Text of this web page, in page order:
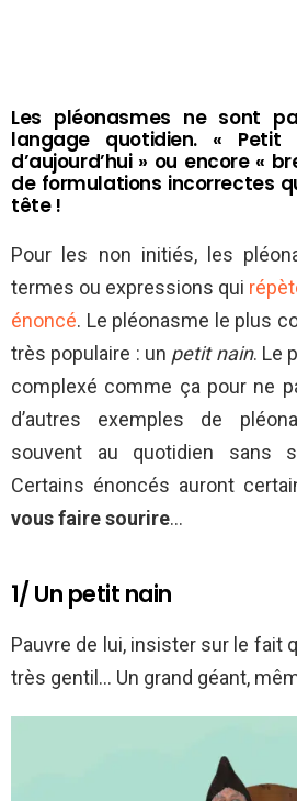
Les pléonasmes ne sont
langage quotidien. «
d’aujourd’hui » ou encore «
de formulations incorrectes
tête !
Pour les non initiés, les
termes ou expressions qui
énoncé. Le pléonasme le plus
très populaire : un petit nain. Le
complexé comme ça pour ne
d’autres exemples de
souvent au quotidien sans
Certains énoncés auront
vous faire sourire…
1/ Un petit nain
Pauvre de lui, insister sur le fait
très gentil… Un grand géant,